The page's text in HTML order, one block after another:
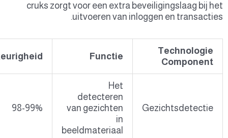
Nauwkeurigheid
Toepassingsgebied
98-99%
Accountaanmeldingsprocedure